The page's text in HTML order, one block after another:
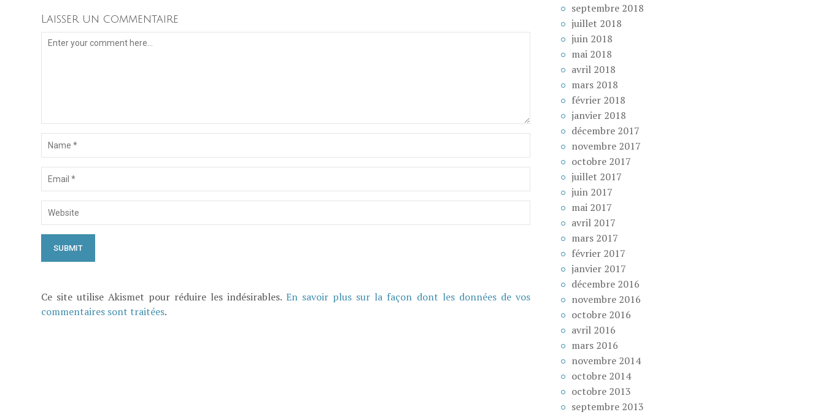
Laisser un commentaire
Ce site utilise Akismet pour réduire les indésirables.En savoir plus sur la façon dont les données de vos
commentaires sont traitées.
septembre 2018
juillet 2018
juin 2018
mai 2018
avril 2018
mars 2018
février 2018
janvier 2018
décembre 2017
novembre 2017
octobre 2017
juillet 2017
juin 2017
mai 2017
avril 2017
mars 2017
février 2017
janvier 2017
décembre 2016
novembre 2016
octobre 2016
avril 2016
mars 2016
novembre 2014
octobre 2014
octobre 2013
septembre 2013